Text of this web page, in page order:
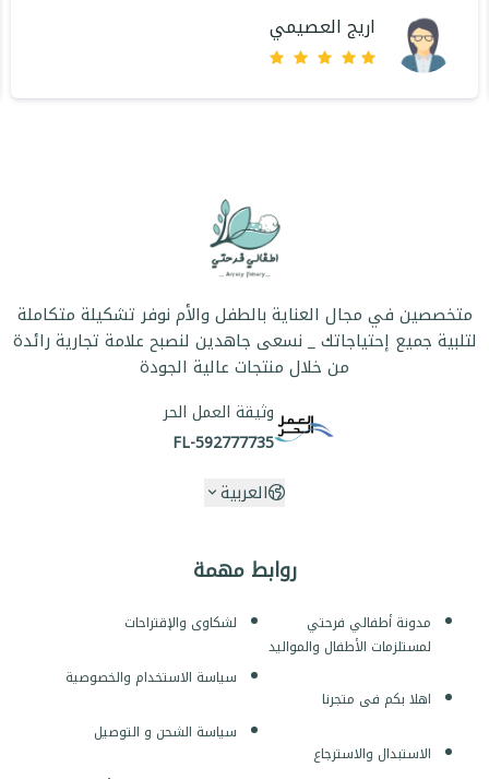
اريج العصيمي
روابط مهمة
مدونة أطفالي فرحتي
لمستلزمات الأطفال والمواليد
اهلا بكم فى متجرنا
الاستبدال والاسترجاع
لشكاوى والإقتراحات
سياسة الاستخدام والخصوصية
سياسة الشحن و التوصيل
متخصصين في مجال العناية بالطفل والأم نوفر تشكيلة متكاملة
لتلبية جميع إحتياجاتك _ نسعى جاهدين لنصبح علامة تجارية رائدة
من خلال منتجات عالية الجودة
وثيقة العمل الحر
FL-592777735
العربية